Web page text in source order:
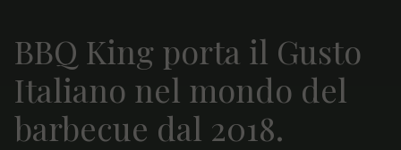
BBQ King porta il Gusto
Italiano nel mondo del
barbecue dal 2018.